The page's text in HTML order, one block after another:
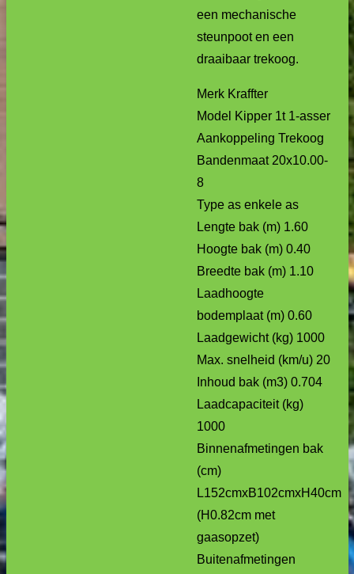
een mechanische
steunpoot en een
draaibaar trekoog.
Merk Kraffter
Model Kipper 1t 1-asser
Aankoppeling Trekoog
Bandenmaat 20x10.00-
8
Type as enkele as
Lengte bak (m) 1.60
Hoogte bak (m) 0.40
Breedte bak (m) 1.10
Laadhoogte
bodemplaat (m) 0.60
Laadgewicht (kg) 1000
Max. snelheid (km/u) 20
Inhoud bak (m3) 0.704
Laadcapaciteit (kg)
1000
Binnenafmetingen bak
(cm)
L152cmxB102cmxH40cm
(H0.82cm met
gaasopzet)
Buitenafmetingen